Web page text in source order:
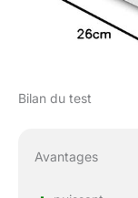
Bilan du test
Avantages